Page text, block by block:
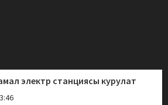
электр станциясы курулат